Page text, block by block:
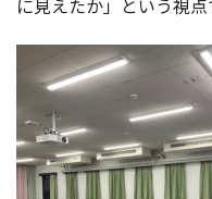
に見えたか」という視点